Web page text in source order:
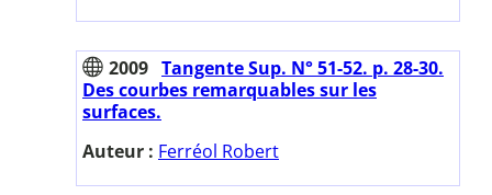
2009 Tangente Sup. N° 51-52. p. 28-30.
Des courbes remarquables sur les
surfaces.
Auteur : Ferréol Robert